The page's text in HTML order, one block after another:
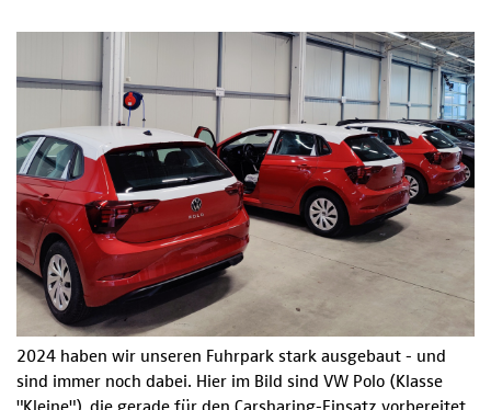
2024 haben wir unseren Fuhrpark stark ausgebaut - und
sind immer noch dabei. Hier im Bild sind VW Polo (Klasse